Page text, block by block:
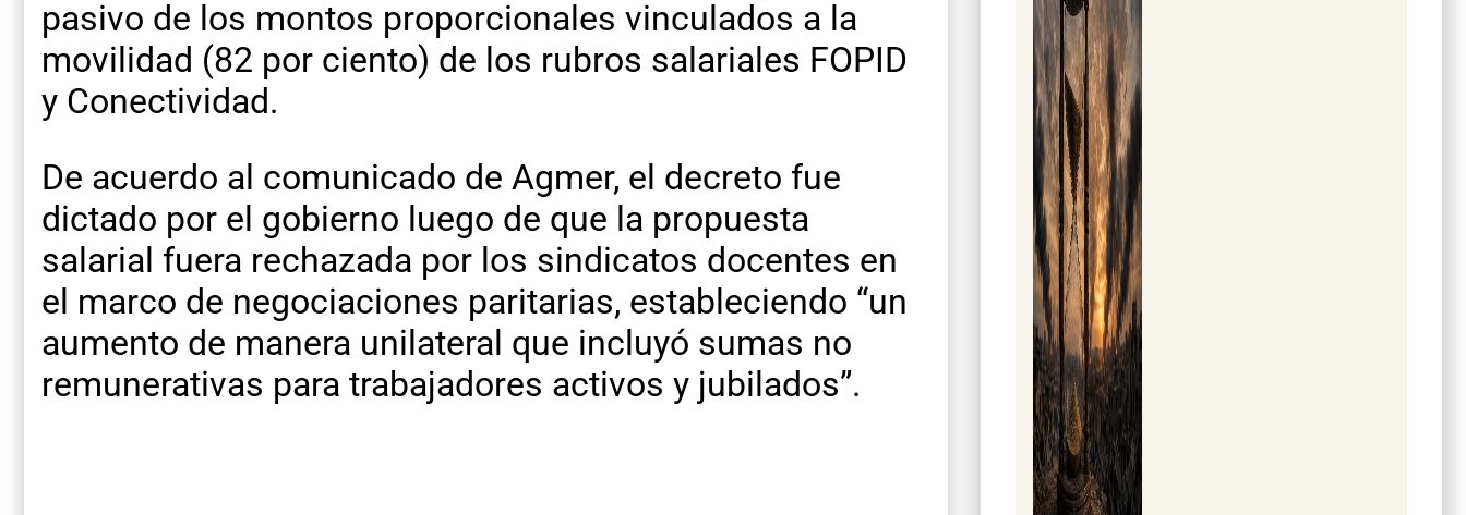
pasivo de los montos proporcionales vinculados a la
movilidad (82 por ciento) de los rubros salariales FOPID
y Conectividad.
De acuerdo al comunicado de Agmer, el decreto fue
dictado por el gobierno luego de que la propuesta
salarial fuera rechazada por los sindicatos docentes en
el marco de negociaciones paritarias, estableciendo “un
aumento de manera unilateral que incluyó sumas no
remunerativas para trabajadores activos y jubilados”.